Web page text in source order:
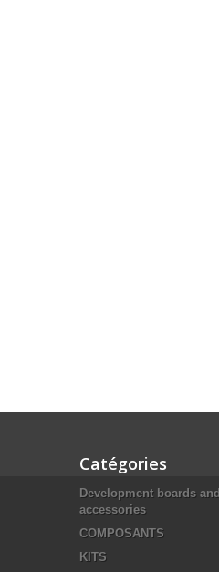
Catégories
Development boards and
accessories
COMPOSANTS
KITS